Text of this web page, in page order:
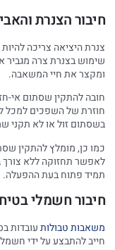
חיבור הצנרת
צנרת היציאה צריכה
שימוש בצנרת צרה מגביר
ומקצר את חיי המשאבה.
חוזרת של השפכים למכל
בשסתום זול או לא תקני
לאפשר תחזוקה ללא צורך
תמיד פתוח בעת ההפעלה.
חיבור חשמלי
משאבות טבולותעובדות
חייב להתבצע על ידי